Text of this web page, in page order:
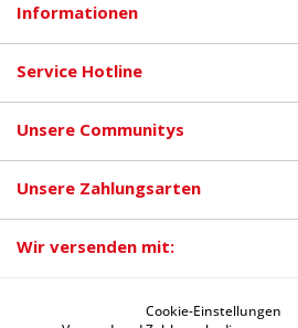
Informationen
Service Hotline
Unsere Communitys
Unsere Zahlungsarten
Wir versenden mit:
Cookie-Einstellungen